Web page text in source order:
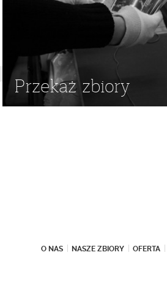
Przekaż zbiory
O NAS NASZE ZBIORY OFERTA